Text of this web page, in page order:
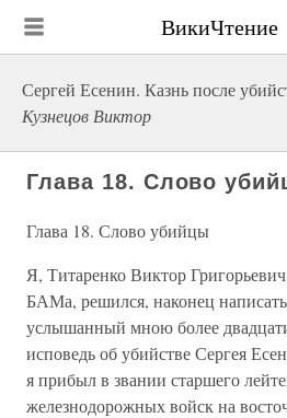
ВикиЧтение
Сергей Есенин. Казнь после
Кузнецов Виктор
Глава 18. Слово
Глава 18. Слово убийцы
Я, Титаренко Виктор
БАМа, решился, наконец
услышанный мною более двадцати
исповедь об убийстве Сергея
я прибыл в звании старшего
железнодорожных войск на